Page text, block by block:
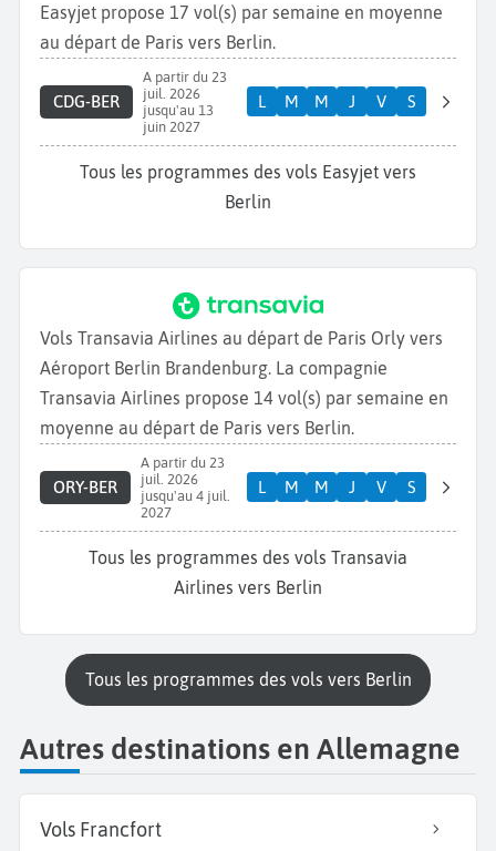
Easyjet propose 17 vol(s) par semaine en moyenne
au départ de Paris vers Berlin.
CDG-BER
A partir du 23
juil. 2026
jusqu'au 13
juin 2027
L M M J V S
Tous les programmes des vols Easyjet vers
Berlin
Vols Transavia Airlines au départ de Paris Orly vers
Aéroport Berlin Brandenburg. La compagnie
Transavia Airlines propose 14 vol(s) par semaine en
moyenne au départ de Paris vers Berlin.
ORY-BER
A partir du 23
juil. 2026
jusqu'au 4 juil.
2027
L M M J V S
Tous les programmes des vols Transavia
Airlines vers Berlin
Tous les programmes des vols vers Berlin
Autres destinations en Allemagne
Vols Francfort